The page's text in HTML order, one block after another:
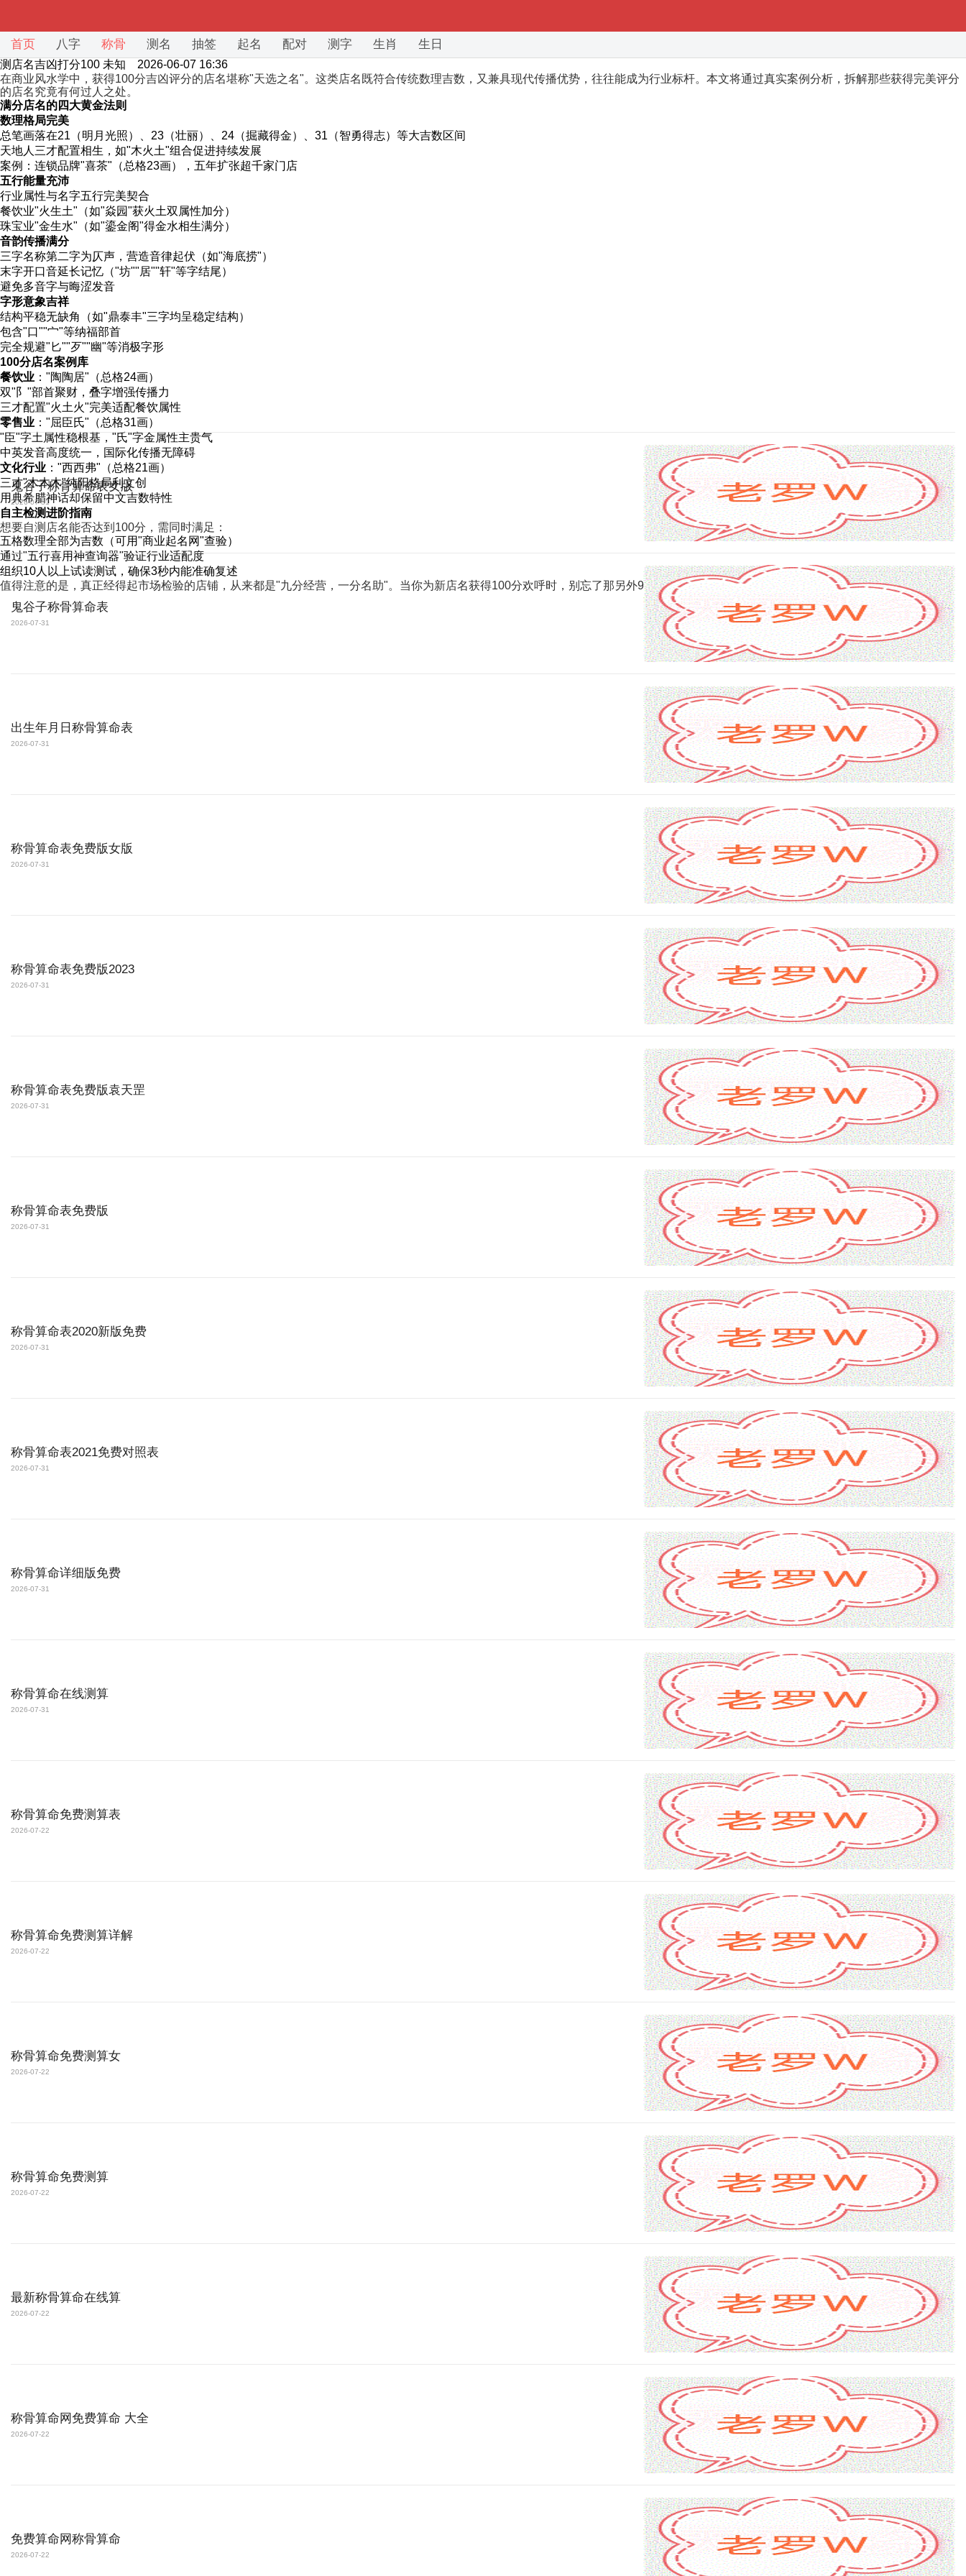
首页 八字 称骨 测名 抽签 起名 配对 测字 生肖 生日
测店名吉凶打分100 未知 2026-06-07 16:36
在商业风水学中，获得100分吉凶评分的店名堪称"天选之名"。这类店名既符合传统数理吉数，又兼具现代传播优势，往往能成为行业标杆。本文将通过真实案例分析，拆解那些获得完美评分
的店名究竟有何过人之处。
满分店名的四大黄金法则
数理格局完美
总笔画落在21（明月光照）、23（壮丽）、24（掘藏得金）、31（智勇得志）等大吉数区间
天地人三才配置相生，如"木火土"组合促进持续发展
案例：连锁品牌"喜茶"（总格23画），五年扩张超千家门店
五行能量充沛
行业属性与名字五行完美契合
餐饮业"火生土"（如"焱园"获火土双属性加分）
珠宝业"金生水"（如"鎏金阁"得金水相生满分）
音韵传播满分
三字名称第二字为仄声，营造音律起伏（如"海底捞"）
末字开口音延长记忆（"坊""居""轩"等字结尾）
避免多音字与晦涩发音
字形意象吉祥
结构平稳无缺角（如"鼎泰丰"三字均呈稳定结构）
包含"口""宀"等纳福部首
完全规避"匕""歹""幽"等消极字形
100分店名案例库
餐饮业 ："陶陶居"（总格24画）
双"阝"部首聚财，叠字增强传播力
三才配置"火土火"完美适配餐饮属性
零售业 ："屈臣氏"（总格31画）
"臣"字土属性稳根基，"氏"字金属性主贵气
中英发音高度统一，国际化传播无障碍
文化行业 ："西西弗"（总格21画）
三才"木木木"纯阳格局利文创
用典希腊神话却保留中文吉数特性
自主检测进阶指南
想要自测店名能否达到100分，需同时满足：
五格数理全部为吉数（可用"商业起名网"查验）
通过"五行喜用神查询器"验证行业适配度
组织10人以上试读测试，确保3秒内能准确复述
值得注意的是，真正经得起市场检验的店铺，从来都是"九分经营，一分名助"。当你为新店名获得100分欢呼时，别忘了那另外900分的功夫，还在产品、服务和管理的打磨之中。
鬼谷子称骨算命表女版
2026-07-31
鬼谷子称骨算命表
2026-07-31
出生年月日称骨算命表
2026-07-31
称骨算命表免费版女版
2026-07-31
称骨算命表免费版2023
2026-07-31
称骨算命表免费版袁天罡
2026-07-31
称骨算命表免费版
2026-07-31
称骨算命表2020新版免费
2026-07-31
称骨算命表2021免费对照表
2026-07-31
称骨算命详细版免费
2026-07-31
称骨算命在线测算
2026-07-31
称骨算命免费测算表
2026-07-22
称骨算命免费测算详解
2026-07-22
称骨算命免费测算女
2026-07-22
称骨算命免费测算
2026-07-22
最新称骨算命在线算
2026-07-22
称骨算命网免费算命 大全
2026-07-22
免费算命网称骨算命
2026-07-22